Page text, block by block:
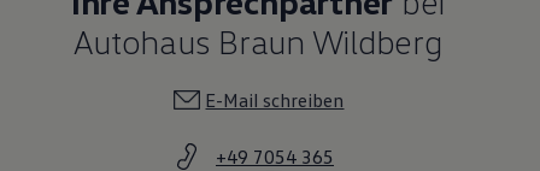
Autohaus Braun Wildberg
E-Mail schreiben
+49 7054 365